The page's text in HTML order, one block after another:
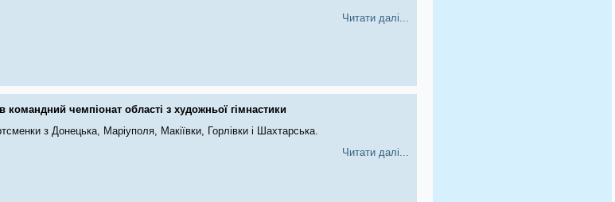
Читати далі...
чемпіонат області з художньої гімнастики
з Донецька, Маріуполя, Макіївки, Горлівки і Шахтарська.
Читати далі...